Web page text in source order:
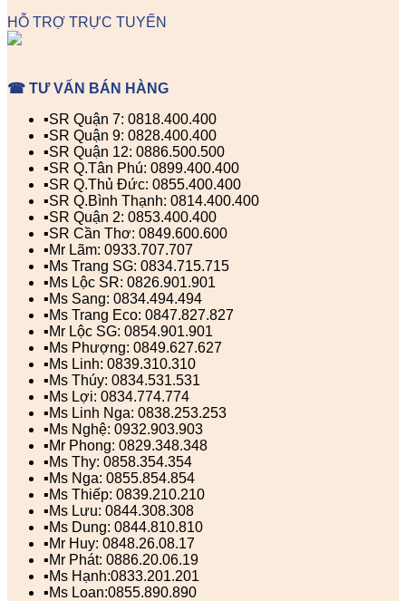
HỖ TRỢ TRỰC TUYẾN
☎ TƯ VẤN BÁN HÀNG
▪️SR Quận 7: 0818.400.400
▪️SR Quận 9: 0828.400.400
▪️SR Quận 12: 0886.500.500
▪️SR Q.Tân Phú: 0899.400.400
▪️SR Q.Thủ Đức: 0855.400.400
▪️SR Q.Bình Thạnh: 0814.400.400
▪️SR Quận 2: 0853.400.400
▪️SR Cần Thơ: 0849.600.600
▪️Mr Lãm: 0933.707.707
▪️Ms Trang SG: 0834.715.715
▪️Ms Lộc SR: 0826.901.901
▪️Ms Sang: 0834.494.494
▪️Ms Trang Eco: 0847.827.827
▪️Mr Lộc SG: 0854.901.901
▪️Ms Phượng: 0849.627.627
▪️Ms Linh: 0839.310.310
▪️Ms Thúy: 0834.531.531
▪️Ms Lợi: 0834.774.774
▪️Ms Linh Nga: 0838.253.253
▪️Ms Nghệ: 0932.903.903
▪️Mr Phong: 0829.348.348
▪️Ms Thy: 0858.354.354
▪️Ms Nga: 0855.854.854
▪️Ms Thiếp: 0839.210.210
▪️Ms Lưu: 0844.308.308
▪️Ms Dung: 0844.810.810
▪️Mr Huy: 0848.26.08.17
▪️Mr Phát: 0886.20.06.19
▪️Ms Hạnh:0833.201.201
▪️Ms Loan:0855.890.890